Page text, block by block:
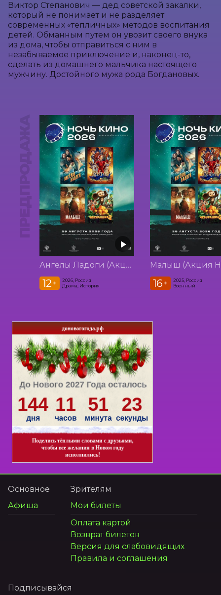
Виктор Степанович — дед советской закалки,
который не понимает и не разделяет
современных «тепличных» методов воспитания
детей. Обманным путем он увозит своего внука
из дома, чтобы отправиться с ним в
незабываемое приключение и, наконец-то,
сделать из домашнего мальчика настоящего
мужчину. Достойного мужа рода Богдановых.
ПРЕДПРОДАЖА
Ангелы Ладоги (Акция Ночь Кино 2026)
12 +
2026, Россия
Драма, История
16 +
2025, Россия
Военный
Основное
Афиша
Зрителям
Мои билеты
Оплата картой
Возврат билетов
Версия для слабовидящих
Правила и соглашения
Подписывайся